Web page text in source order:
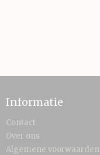
Informatie
Contact
Over ons
Algemene voorwaarden